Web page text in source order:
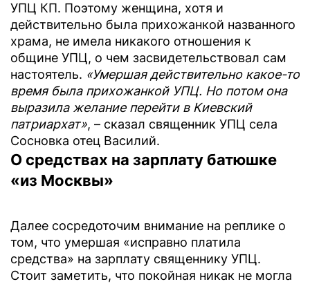
УПЦ КП. Поэтому женщина, хотя и
действительно была прихожанкой названного
храма, не имела никакого отношения к
общине УПЦ, о чем засвидетельствовал сам
настоятель. «Умершая действительно какое-то
время была прихожанкой УПЦ. Но потом она
выразила желание перейти в Киевский
патриархат», – сказал священник УПЦ села
Сосновка отец Василий.
О средствах на зарплату батюшке
«из Москвы»
Далее сосредоточим внимание на реплике о
том, что умершая «исправно платила
средства» на зарплату священнику УПЦ.
Стоит заметить, что покойная никак не могла